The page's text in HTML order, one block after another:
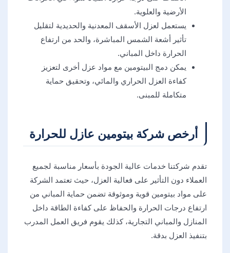
الأرضية والعلوية.
يستعمل لعزل الأسقف المعدنية والحديدية لتقليل
تأثير أشعة الشمس المباشرة، والحد من ارتفاع
الحرارة داخل المباني.
يمكن دمج البيتومين مع مواد عزل أخرى لتعزيز
كفاءة العزل الحراري والمائي، وتحقيق حماية
متكاملة للمبنى.
أرخص شركة بيتومين عازل للحرارة
تقدم شركتنا خدمات عالية الجودة بأسعار مناسبة لجميع
العملاء دون التأثير على فعالية العزل، حيث تعتمد الشركة
على مواد بيتومين قوية وموثوقة تضمن حماية المباني من
ارتفاع درجات الحرارة والحفاظ على كفاءة الطاقة داخل
المنازل والمباني التجارية، كذلك يقوم فريق العمل المدرب
بتنفيذ العزل بدقة.